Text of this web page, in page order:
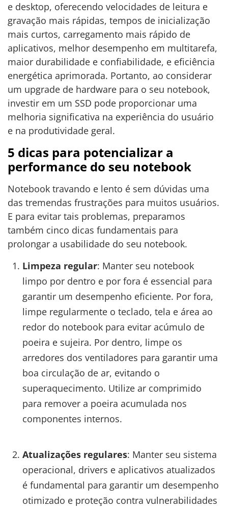
e desktop, oferecendo velocidades de leitura e
gravação mais rápidas, tempos de inicialização
mais curtos, carregamento mais rápido de
aplicativos, melhor desempenho em multitarefa,
maior durabilidade e confiabilidade, e eficiência
energética aprimorada. Portanto, ao considerar
um upgrade de hardware para o seu notebook,
investir em um SSD pode proporcionar uma
melhoria significativa na experiência do usuário
e na produtividade geral.
5 dicas para potencializar a
performance do seu notebook
Notebook travando e lento é sem dúvidas uma
das tremendas frustrações para muitos usuários.
E para evitar tais problemas, preparamos
também cinco dicas fundamentais para
prolongar a usabilidade do seu notebook.
Limpeza regular: Manter seu notebook
limpo por dentro e por fora é essencial para
garantir um desempenho eficiente. Por fora,
limpe regularmente o teclado, tela e área ao
redor do notebook para evitar acúmulo de
poeira e sujeira. Por dentro, limpe os
arredores dos ventiladores para garantir uma
boa circulação de ar, evitando o
superaquecimento. Utilize ar comprimido
para remover a poeira acumulada nos
componentes internos.
Atualizações regulares: Manter seu sistema
operacional, drivers e aplicativos atualizados
é fundamental para garantir um desempenho
otimizado e proteção contra vulnerabilidades